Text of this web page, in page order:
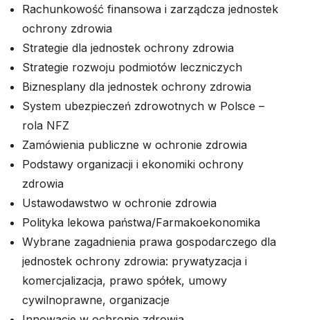
Rachunkowość finansowa i zarządcza jednostek
ochrony zdrowia
Strategie dla jednostek ochrony zdrowia
Strategie rozwoju podmiotów leczniczych
Biznesplany dla jednostek ochrony zdrowia
System ubezpieczeń zdrowotnych w Polsce –
rola NFZ
Zamówienia publiczne w ochronie zdrowia
Podstawy organizacji i ekonomiki ochrony
zdrowia
Ustawodawstwo w ochronie zdrowia
Polityka lekowa państwa/Farmakoekonomika
Wybrane zagadnienia prawa gospodarczego dla
jednostek ochrony zdrowia: prywatyzacja i
komercjalizacja, prawo spółek, umowy
cywilnoprawne, organizacje